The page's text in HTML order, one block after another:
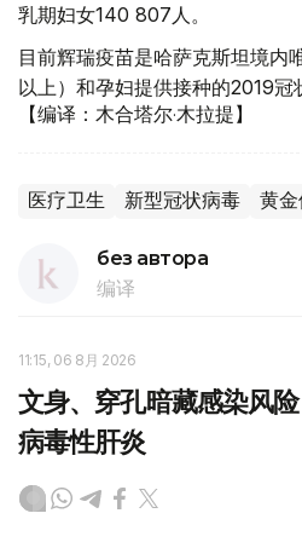
乳期妇女140 807人。
目前辉瑞疫苗是哈萨克斯坦境内
以上）和孕妇提供接种的2019冠
【编译：木合塔尔·木拉提】
医疗卫生 新型冠状病毒 黄
без автора
编译
11:15, 06 8月 2026
文身、穿孔暗藏感染风
病毒性肝炎